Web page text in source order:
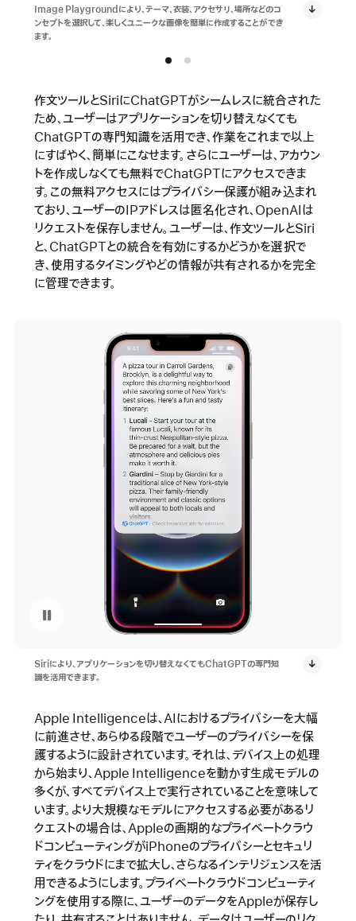
Image Playgroundにより、テーマ、衣装、アクセサリ、場所などのコ
ンセプトを選択して、楽しくユニークな画像を簡単に作成することができ
ます。
作文ツールとSiriにChatGPTがシームレスに統合された
ため、ユーザーはアプリケーションを切り替えなくても
ChatGPTの専門知識を活用でき、作業をこれまで以上
にすばやく、簡単にこなせます。さらにユーザーは、アカウン
トを作成しなくても無料でChatGPTにアクセスできま
す。この無料アクセスにはプライバシー保護が組み込まれ
ており、ユーザーのIPアドレスは匿名化され、OpenAIは
リクエストを保存しません。ユーザーは、作文ツールとSiri
と、ChatGPTとの統合を有効にするかどうかを選択で
き、使用するタイミングやどの情報が共有されるかを完全
に管理できます。
ビデオを停止 : iPhone 16eの「Siriに話しかける」
Siriにより、アプリケーションを切り替えなくてもChatGPTの専門知
識を活用できます。
Apple Intelligenceは、AIにおけるプライバシーを大幅
に前進させ、あらゆる段階でユーザーのプライバシーを保
護するように設計されています。それは、デバイス上の処理
から始まり、Apple Intelligenceを動かす生成モデルの
多くが、すべてデバイス上で実行されていることを意味して
います。より大規模なモデルにアクセスする必要があるリ
クエストの場合は、Appleの画期的なプライベートクラウ
ドコンピューティングがiPhoneのプライバシーとセキュリ
ティをクラウドにまで拡大し、さらなるインテリジェンスを活
用できるようにします。プライベートクラウドコンピューティ
ングを使用する際に、ユーザーのデータをAppleが保存し